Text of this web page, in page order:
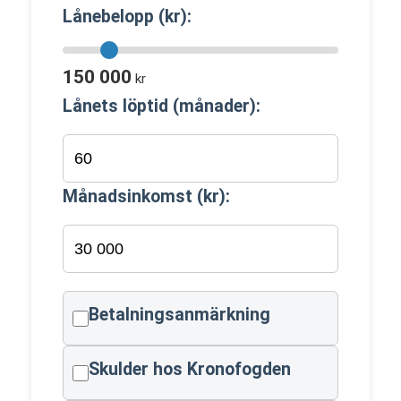
Lånebelopp (kr):
150 000 kr
Lånets löptid (månader):
Månadsinkomst (kr):
Betalningsanmärkning
Skulder hos Kronofogden